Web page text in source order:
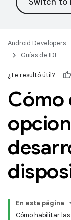
Android Developers
Guías de IDE
¿Te resultó útil?
Cómo
En esta página
Cómo habilitar